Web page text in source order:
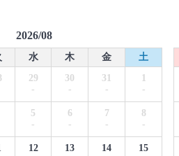
2026/08
水 木 金
土
29
-
30
-
31
-
1
-
5
-
6
-
7
-
8
-
12
13
14
15